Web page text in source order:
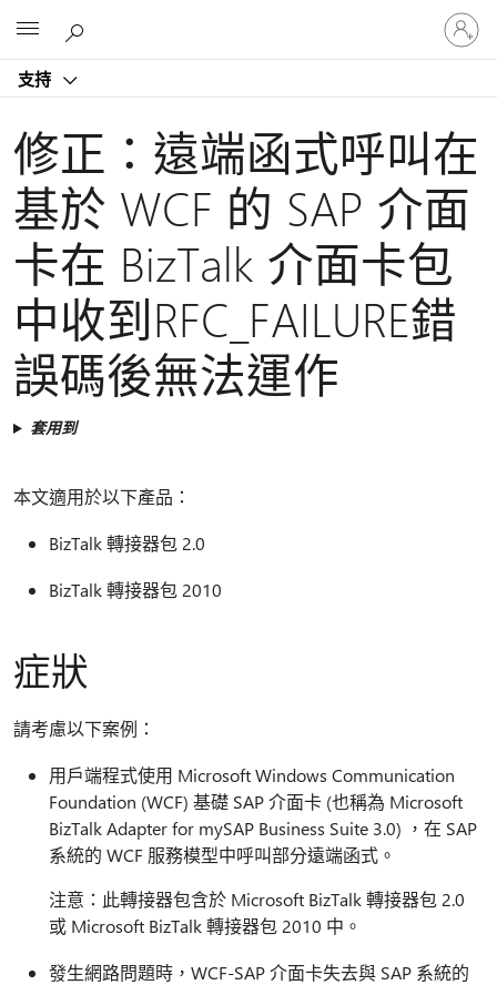
支持
登
入
您
戶
修正：遠端函式呼叫在
基於 WCF 的 SAP 介面
卡在 BizTalk 介面卡包
中收到RFC_FAILURE錯
誤碼後無法運作
套用到
本文適用於以下產品：
BizTalk 轉接器包 2.0
BizTalk 轉接器包 2010
症狀
請考慮以下案例：
用戶端程式使用 Microsoft Windows Communication
Foundation (WCF) 基礎 SAP 介面卡 (也稱為 Microsoft
BizTalk Adapter for mySAP Business Suite 3.0) ，在 SAP
系統的 WCF 服務模型中呼叫部分遠端函式。
注意：此轉接器包含於 Microsoft BizTalk 轉接器包 2.0
或 Microsoft BizTalk 轉接器包 2010 中。
發生網路問題時，WCF-SAP 介面卡失去與 SAP 系統的